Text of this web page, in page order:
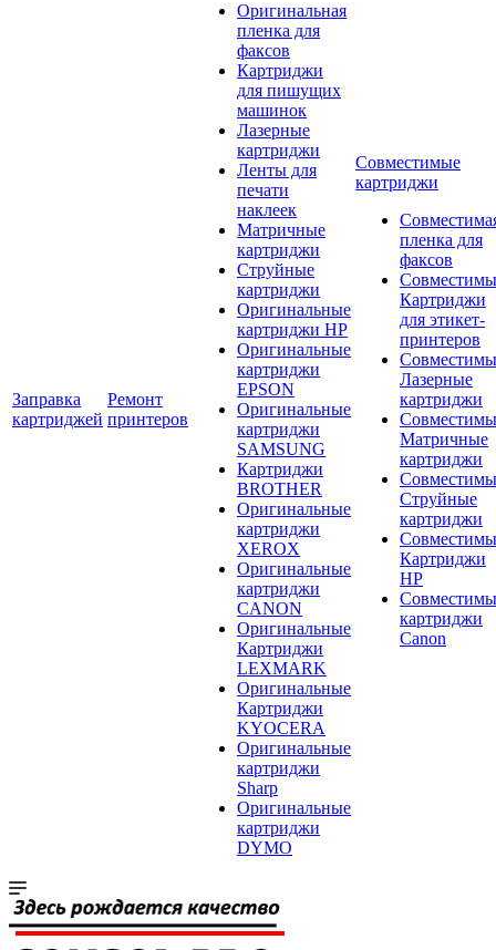
Заправка
картриджей
Ремонт
принтеров
Оригинальная
пленка для
факсов
Картриджи
для пишущих
машинок
Лазерные
картриджи
Ленты для
печати
наклеек
Матричные
картриджи
Струйные
картриджи
Оригинальные
картриджи HP
Оригинальные
картриджи
EPSON
Оригинальные
картриджи
SAMSUNG
Картриджи
BROTHER
Оригинальные
картриджи
XEROX
Оригинальные
картриджи
CANON
Оригинальные
Картриджи
LEXMARK
Оригинальные
Картриджи
KYOCERA
Оригинальные
картриджи
Sharp
Оригинальные
картриджи
DYMO
Совместимые
картриджи
пленка для
факсов
Картриджи
для этикет-
принтеров
Лазерные
картриджи
Матричные
картриджи
Струйные
картриджи
Картриджи
HP
картриджи
Canon